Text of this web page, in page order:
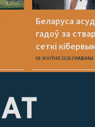
Беларуса
гадоў за
сеткі
08 ЖНІЎНЯ 2026 НАВІНЫ